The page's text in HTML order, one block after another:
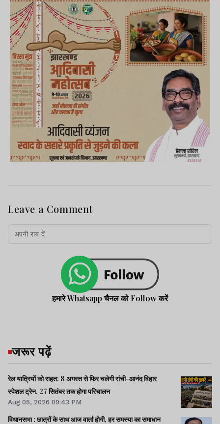
Leave a Comment
हमारे Whatsapp चैनल को Follow करें
जरूर पढ़ें
रेल यात्रियों को राहत: 8 अगस्त से फिर चलेगी रांची-आनंद विहार
स्पेशल ट्रेन, 27 सितंबर तक होगा परिचालन
Aug 05, 2026 09:43 PM
विधानसभा : छात्रों के साथ आज वार्ता होगी, हर समस्या का समाधान